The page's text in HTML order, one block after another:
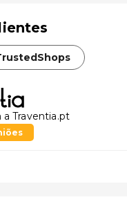
Traventia.pt